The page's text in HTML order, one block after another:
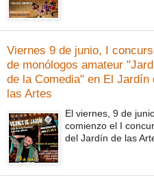
Viernes 9 de junio, I
de monólogos amateur
de la Comedia" en El Jardín
las Artes
El viernes, 9 de
comienzo el I
del Jardín de las